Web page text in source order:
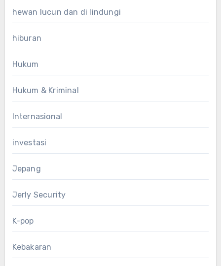
hewan lucun dan di lindungi
hiburan
Hukum
Hukum & Kriminal
Internasional
investasi
Jepang
Jerly Security
K-pop
Kebakaran